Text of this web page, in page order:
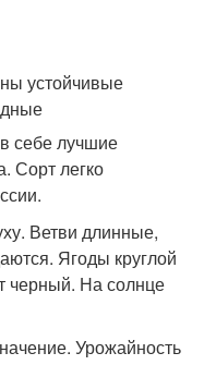
себе лучшие
Сорт легко
Ветви длинные,
Ягоды круглой
черный. На солнце
Урожайность